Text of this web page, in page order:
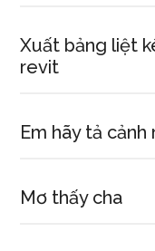
Xuất bảng liệt
revit
Em hãy tả
Mơ thấy cha